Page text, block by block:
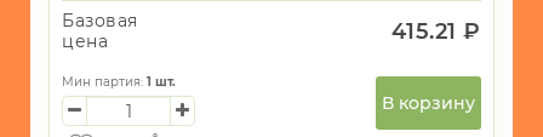
Базовая
цена
415.21 ₽
Мин партия: 1 шт.
В корзину